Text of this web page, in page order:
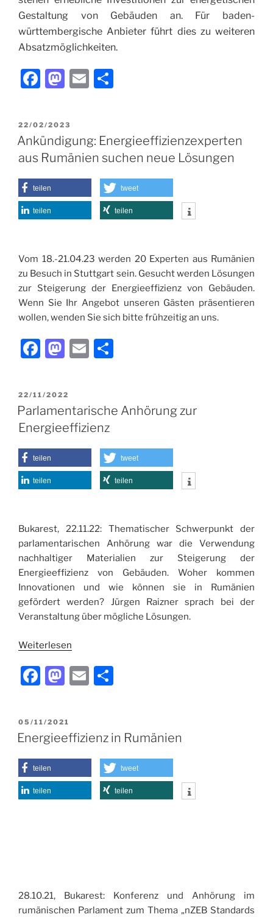
Gestaltung von Gebäuden an. Für baden-
württembergische Anbieter führt dies zu weiteren
Absatzmöglichkeiten.
F
c
e
b
o
o
k
M
st
o
d
o
n
E
l
n
VERÖFFENTLICHT
AM
22/02/2023
Ankündigung: Energieeffizienzexperten
aus Rumänien suchen neue Lösungen
teilen tweet
teilen teilen
Vom 18.-21.04.23 werden 20 Experten aus Rumänien
zu Besuch in Stuttgart sein. Gesucht werden Lösungen
zur Steigerung der Energieeffizienz von Gebäuden.
Wenn Sie Ihr Angebot unseren Gästen präsentieren
wollen, wenden Sie sich bitte frühzeitig an uns.
F
c
e
b
o
o
k
M
st
o
d
o
n
E
l
n
VERÖFFENTLICHT
AM
22/11/2022
Parlamentarische Anhörung zur
Energieeffizienz
teilen tweet
teilen teilen
Bukarest, 22.11.22: Thematischer Schwerpunkt der
parlamentarischen Anhörung war die Verwendung
nachhaltiger Materialien zur Steigerung der
Energieeffizienz von Gebäuden. Woher kommen
Innovationen und wie können sie in Rumänien
gefördert werden? Jürgen Raizner sprach bei der
Veranstaltung über mögliche Lösungen.
Weiterlesen
F
c
e
b
o
o
M
st
o
d
o
E
l
n
VERÖFFENTLICHT
AM
05/11/2021
Energieeffizienz in Rumänien
teilen tweet
teilen teilen
28.10.21, Bukarest: Konferenz und Anhörung im
rumänischen Parlament zum Thema „nZEB Standards